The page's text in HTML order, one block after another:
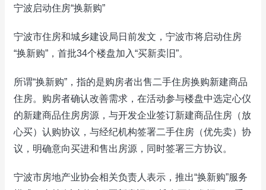
宁波启动住房“换新购”
宁波市住房和城乡建设局日前发文，宁波市将启动住房
“换新购”，首批34个楼盘加入“买新卖旧”。
所谓“换新购”，指的是购房者出售二手住房换购新建商品
住房。购房者确认改善需求，在活动参与楼盘中选定心仪
的新建商品住房房源，与开发企业签订新建商品住房（放
心买）认购协议，与经纪机构签署二手住房（优先卖）协
议，明确意向买进和售出房源，同时签署三方协议。
宁波市房地产业协会相关负责人表示，推出“换新购”服务